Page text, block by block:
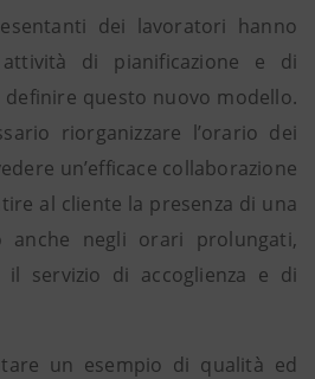
dei lavoratori hanno
attività di pianificazione e di
questo nuovo modello.
riorganizzare l’orario dei
un’efficace collaborazione
al cliente la presenza di una
negli orari prolungati,
il servizio di accoglienza e di
un esempio di qualità ed